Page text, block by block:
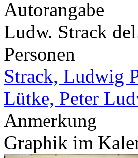
Autorangabe
Ludw. Strack
Personen
Strack, Ludwig
Lütke, Peter
Anmerkung
Graphik im